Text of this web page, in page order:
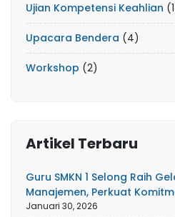
Ujian Kompetensi Keahlian
Upacara Bendera (4)
Workshop (2)
Artikel Terbaru
Guru SMKN 1 Selong Raih
Manajemen, Perkuat
Januari 30, 2026